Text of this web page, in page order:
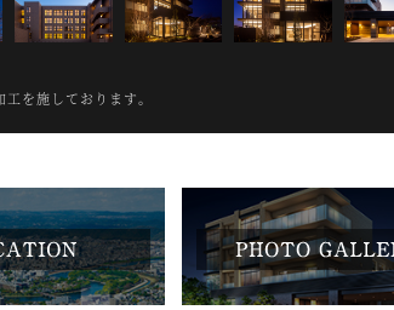
を施しております。